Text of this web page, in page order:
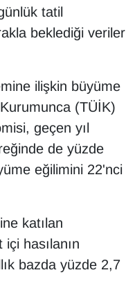
tatil
beklediği veriler
ilişkin büyüme
(TÜİK)
geçen yıl
de yüzde
eğilimini 22'nci
katılan
hasılanın
bazda yüzde 2,7